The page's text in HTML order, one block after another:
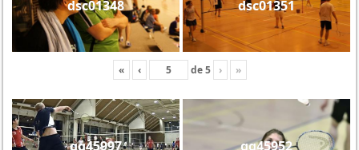
dsc01348 dsc01351
« ‹ de5 › »
gg45997 gg45952